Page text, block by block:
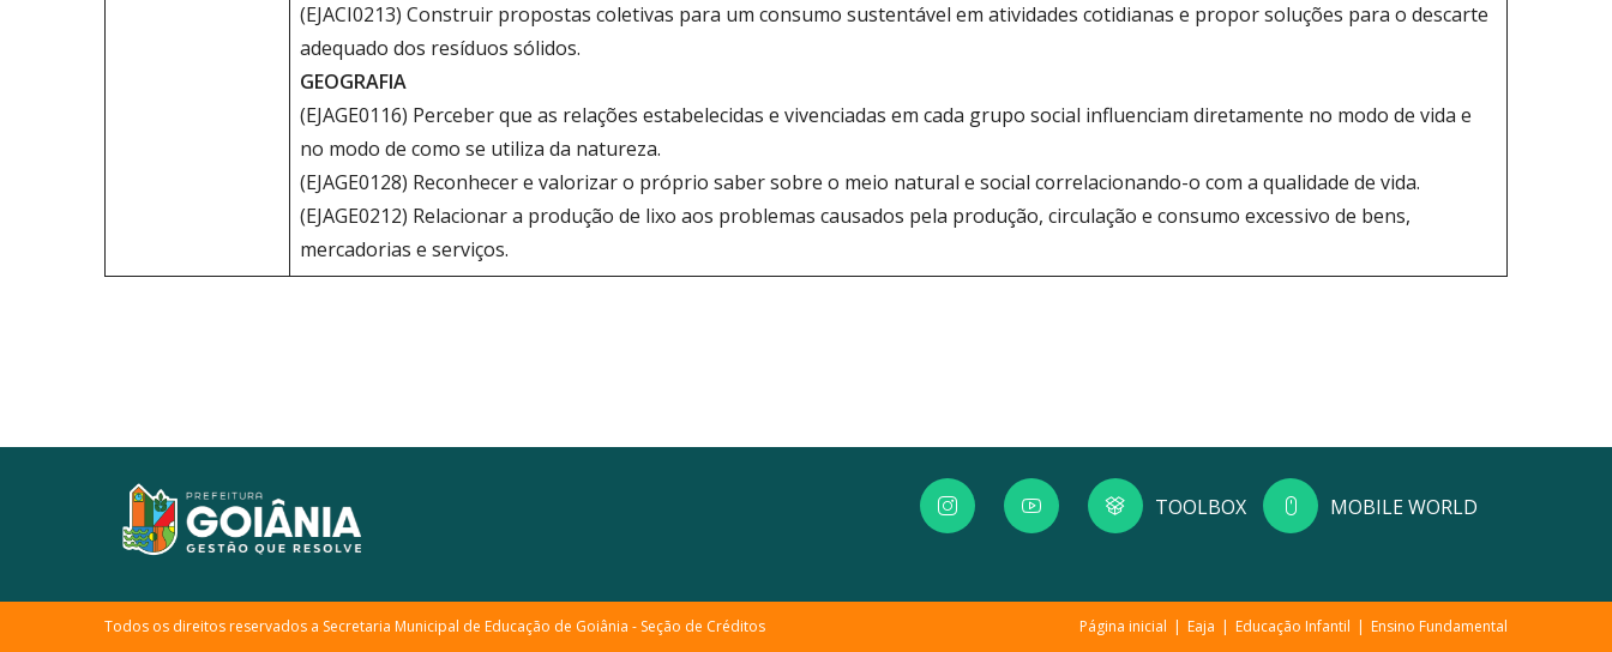
(EJACI0213) Construir propostas coletivas para um consumo sustentável em atividades cotidianas e propor soluções para o descarte
adequado dos resíduos sólidos.
GEOGRAFIA
(EJAGE0116) Perceber que as relações estabelecidas e vivenciadas em cada grupo social influenciam diretamente no modo de vida e
no modo de como se utiliza da natureza.
(EJAGE0128) Reconhecer e valorizar o próprio saber sobre o meio natural e social correlacionando-o com a qualidade de vida.
(EJAGE0212) Relacionar a produção de lixo aos problemas causados pela produção, circulação e consumo excessivo de bens,
mercadorias e serviços.
TOOLBOX MOBILE WORLD
Página inicial Eaja Educação Infantil Ensino Fundamental
Todos os direitos reservados a Secretaria Municipal de Educação de Goiânia - Seção de Créditos